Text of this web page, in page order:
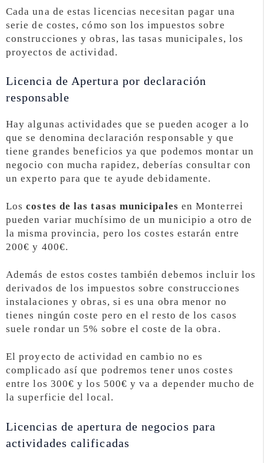
Cada una de estas licencias necesitan pagar una
serie de costes, cómo son los impuestos sobre
construcciones y obras, las tasas municipales, los
proyectos de actividad.
Licencia de Apertura por declaración
responsable
Hay algunas actividades que se pueden acoger a lo
que se denomina declaración responsable y que
tiene grandes beneficios ya que podemos montar un
negocio con mucha rapidez, deberías consultar con
un experto para que te ayude debidamente.
Loscostes de las tasas municipales en Monterrei
pueden variar muchísimo de un municipio a otro de
la misma provincia, pero los costes estarán entre
200€ y 400€.
Además de estos costes también debemos incluir los
derivados de los impuestos sobre construcciones
instalaciones y obras, si es una obra menor no
tienes ningún coste pero en el resto de los casos
suele rondar un 5% sobre el coste de la obra.
El proyecto de actividad en cambio no es
complicado así que podremos tener unos costes
entre los 300€ y los 500€ y va a depender mucho de
la superficie del local.
Licencias de apertura de negocios para
actividades calificadas